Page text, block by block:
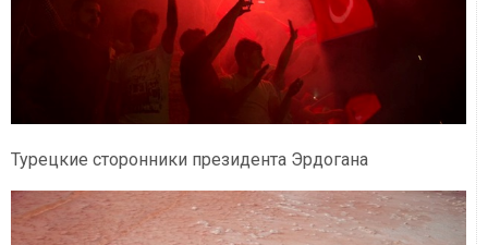
Турецкие сторонники президента Эрдогана